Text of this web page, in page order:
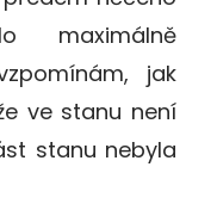
maximálně
jak
ve stanu není
stanu nebyla